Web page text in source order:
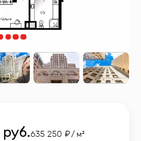
руб.635 250 / м²